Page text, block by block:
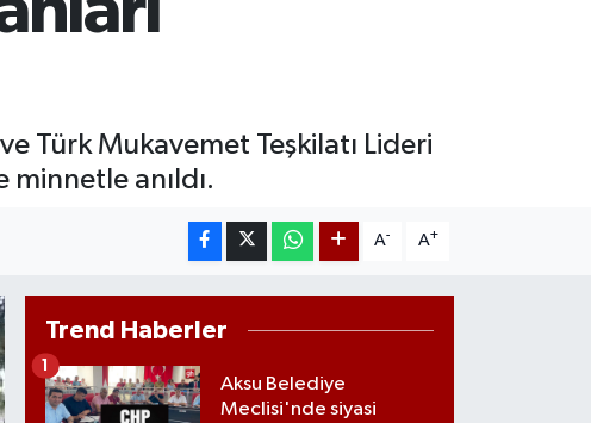
6518.23
%0.39
Türk Mukavemet Teşkilatı Lideri
minnetle anıldı.
A- A+
Trend Haberler
Aksu Belediye
Meclisi'nde siyasi
1